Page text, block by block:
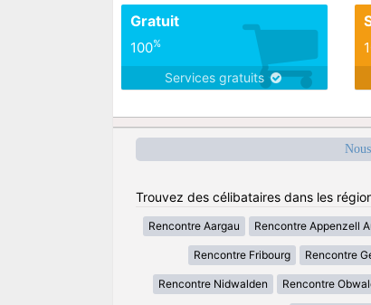
Gratuit
100%
Services gratuits
Trouvez des célibataires dans les
Rencontre Aargau Rencontre Appenzell
Rencontre Fribourg Rencontre
Rencontre Nidwalden Rencontre